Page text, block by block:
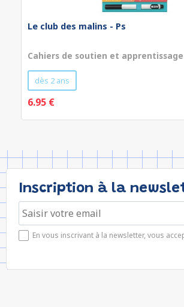
Le club des malins - Ps
Cahiers de soutien et apprentissage
dès 2 ans
6.95 €
Inscription à la
En vous inscrivant à la newsletter, vous